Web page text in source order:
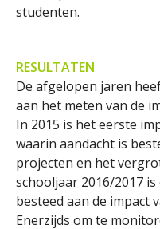
studenten.
RESULTATEN
De afgelopen jaren
aan het meten van de
In 2015 is het eerste
waarin aandacht is
projecten en het
schooljaar 2016/2017
besteed aan de impact
Enerzijds om te